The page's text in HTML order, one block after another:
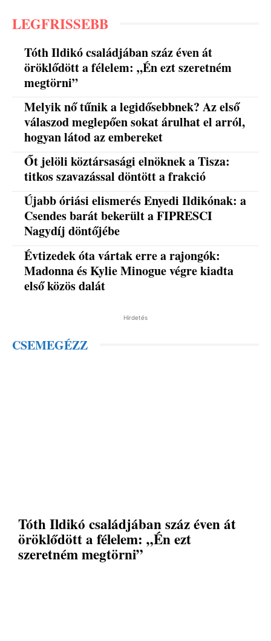
LEGFRISSEBB
Tóth Ildikó családjában száz éven át
öröklődött a félelem: „Én ezt szeretném
megtörni”
Melyik nő tűnik a legidősebbnek? Az első
válaszod meglepően sokat árulhat el arról,
hogyan látod az embereket
Őt jelöli köztársasági elnöknek a Tisza:
titkos szavazással döntött a frakció
Újabb óriási elismerés Enyedi Ildikónak: a
Csendes barát bekerült a FIPRESCI
Nagydíj döntőjébe
Évtizedek óta vártak erre a rajongók:
Madonna és Kylie Minogue végre kiadta
első közös dalát
Hirdetés
CSEMEGÉZZ
Tóth Ildikó családjában száz éven át
öröklődött a félelem: „Én ezt
szeretném megtörni”